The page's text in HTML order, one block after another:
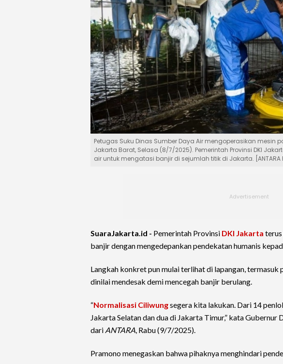
Petugas Suku Dinas Sumber Daya Air mengoperasikan mesin
Jakarta Barat, Selasa (8/7/2025). Pemerintah Provinsi DKI
air untuk mengatasi banjir di sejumlah titik di Jakarta. [ANTARA
SuaraJakarta.id - Pemerintah Provinsi DKI Jakarta
banjir dengan mengedepankan pendekatan humanis
Langkah konkret pun mulai terlihat di lapangan, termasuk
dinilai mendesak demi mencegah banjir berulang.
“Normalisasi Ciliwungsegera kita lakukan. Dari 14
Jakarta Selatan dan dua di Jakarta Timur,” kata
dari ANTARA, Rabu (9/7/2025).
Pramono menegaskan bahwa pihaknya menghindari